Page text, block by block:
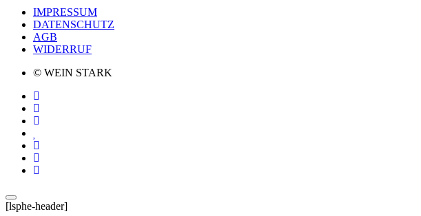
IMPRESSUM
DATENSCHUTZ
AGB
WIDERRUF
© WEIN STARK
[lsphe-header]